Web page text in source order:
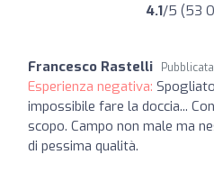
4.1/5 (53
Francesco Rastelli
Esperienza negativa:
impossibile fare la doccia...
scopo. Campo non male ma
di pessima qualità.